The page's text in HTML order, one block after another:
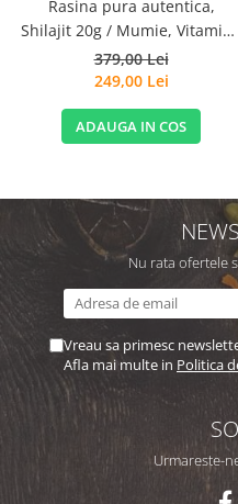
Rasina pura autentica,
Shilajit 20g / Mumie, Vitamine
si Micronutrienti - Vitadote
379,00 Lei
249,00 Lei
ADAUGA IN COS
Nu rata ofertele
Vreau sa primesc
Afla mai multe in Politica
Urmareste-